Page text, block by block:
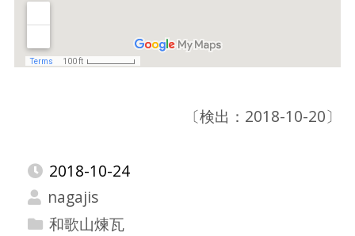
〔検出：2018-10-20〕
2018-10-24
nagajis
和歌山煉瓦